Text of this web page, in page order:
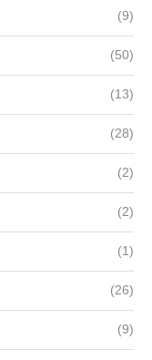
(9)
(50)
(13)
(28)
(2)
(2)
(1)
(26)
(9)